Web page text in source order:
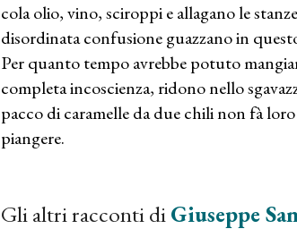
cola olio, vino, sciroppi e allagano le
disordinata confusione guazzano in
Per quanto tempo avrebbe potuto
completa incoscienza, ridono nello
pacco di caramelle da due chili non fà
piangere.
Gli altri racconti diGiuseppe